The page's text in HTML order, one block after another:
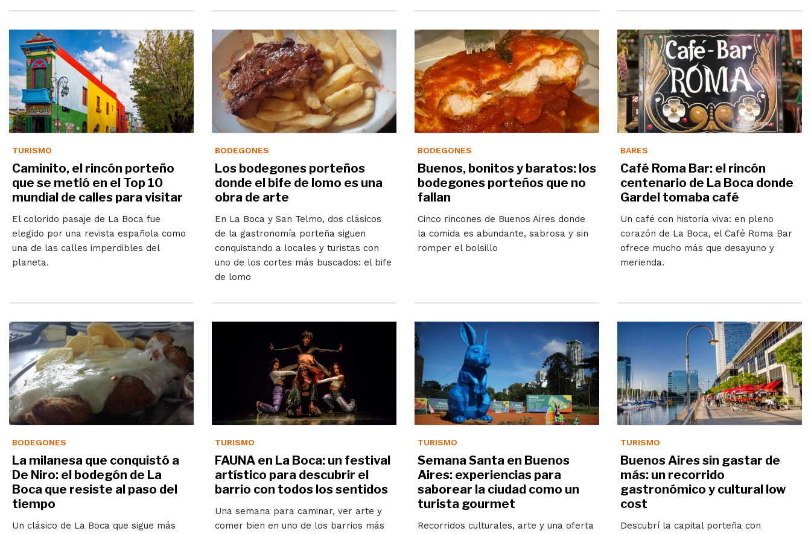
TURISMO
Caminito, el rincón porteño
que se metió en el Top 10
mundial de calles para visitar
El colorido pasaje de La Boca fue
elegido por una revista española como
una de las calles imperdibles del
planeta.
BODEGONES
Los bodegones porteños
donde el bife de lomo es una
obra de arte
En La Boca y San Telmo, dos clásicos
de la gastronomía porteña siguen
conquistando a locales y turistas con
uno de los cortes más buscados: el bife
de lomo
BODEGONES
Buenos, bonitos y baratos: los
bodegones porteños que no
fallan
Cinco rincones de Buenos Aires donde
la comida es abundante, sabrosa y sin
romper el bolsillo
BARES
Café Roma Bar: el rincón
centenario de La Boca donde
Gardel tomaba café
Un café con historia viva: en pleno
corazón de La Boca, el Café Roma Bar
ofrece mucho más que desayuno y
merienda.
BODEGONES
La milanesa que conquistó a
De Niro: el bodegón de La
Boca que resiste al paso del
tiempo
Un clásico de La Boca que sigue más
TURISMO
FAUNA en La Boca: un festival
artístico para descubrir el
barrio con todos los sentidos
Una semana para caminar, ver arte y
comer bien en uno de los barrios más
TURISMO
Semana Santa en Buenos
Aires: experiencias para
saborear la ciudad como un
turista gourmet
Recorridos culturales, arte y una oferta
TURISMO
Buenos Aires sin gastar de
más: un recorrido
gastronómico y cultural low
cost
Descubrí la capital porteña con